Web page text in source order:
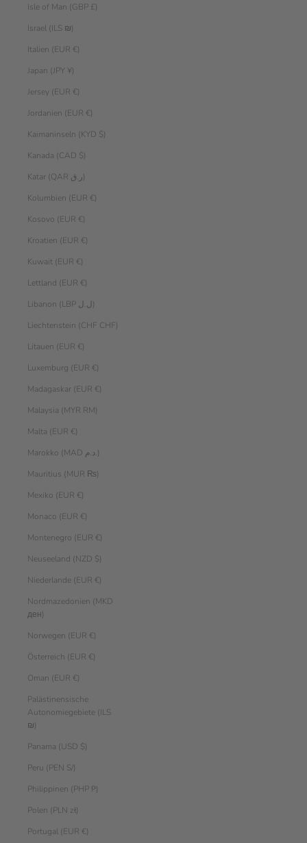
Isle of Man (GBP £)
Israel (ILS ₪)
Italien (EUR €)
Japan (JPY ¥)
Jersey (EUR €)
Jordanien (EUR €)
Kaimaninseln (KYD $)
Kanada (CAD $)
Katar (QAR ر.ق)
Kolumbien (EUR €)
Kosovo (EUR €)
Kroatien (EUR €)
Kuwait (EUR €)
Lettland (EUR €)
Libanon (LBP ل.ل)
Liechtenstein (CHF CHF)
Litauen (EUR €)
Luxemburg (EUR €)
Madagaskar (EUR €)
Malaysia (MYR RM)
Malta (EUR €)
Marokko (MAD د.م.)
Mauritius (MUR ₨)
Mexiko (EUR €)
Monaco (EUR €)
Montenegro (EUR €)
Neuseeland (NZD $)
Niederlande (EUR €)
Nordmazedonien (MKD
ден)
Norwegen (EUR €)
Österreich (EUR €)
Oman (EUR €)
Palästinensische
Autonomiegebiete (ILS
₪)
Panama (USD $)
Peru (PEN S/)
Philippinen (PHP ₱)
Polen (PLN zł)
Portugal (EUR €)